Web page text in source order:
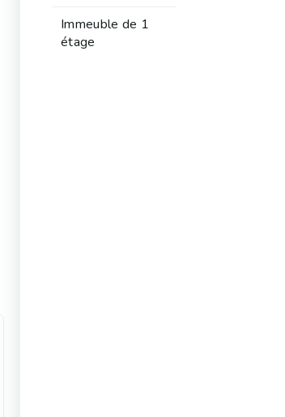
Immeuble de 1
étage